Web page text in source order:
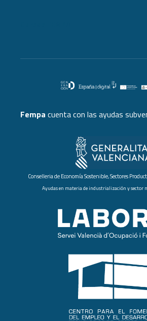
Fempa cuenta con las ayudas
Conselleria de Economía Sostenible, Sectores
Ayudas en materia de industrialización y sector